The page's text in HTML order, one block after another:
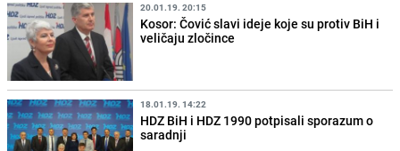
20.01.19. 20:15
Kosor: Čović slavi ideje koje su protiv BiH i
veličaju zločince
18.01.19. 14:22
HDZ BiH i HDZ 1990 potpisali sporazum o
saradnji